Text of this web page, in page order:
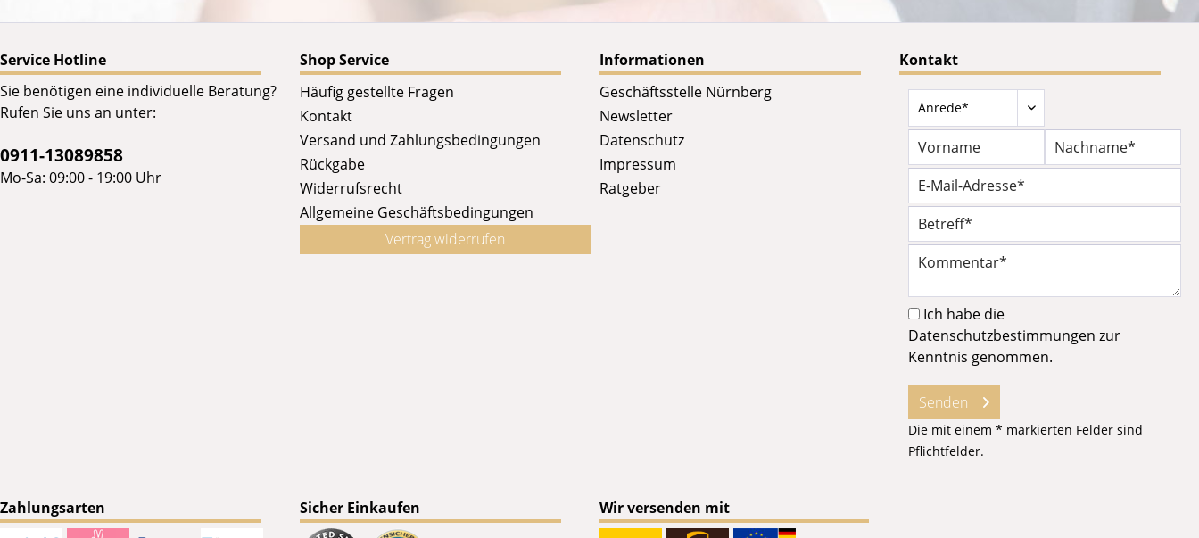
Service Hotline
Sie benötigen eine individuelle Beratung?
Rufen Sie uns an unter:
0911-13089858
Mo-Sa: 09:00 - 19:00 Uhr
Shop Service
Häufig gestellte Fragen
Kontakt
Versand und Zahlungsbedingungen
Rückgabe
Widerrufsrecht
Allgemeine Geschäftsbedingungen
Vertrag widerrufen
Informationen
Geschäftsstelle Nürnberg
Newsletter
Datenschutz
Impressum
Ratgeber
Kontakt
Ich habe die
Datenschutzbestimmungen zur
Kenntnis genommen.
Senden
Die mit einem * markierten Felder sind
Pflichtfelder.
Zahlungsarten Sicher Einkaufen Wir versenden mit